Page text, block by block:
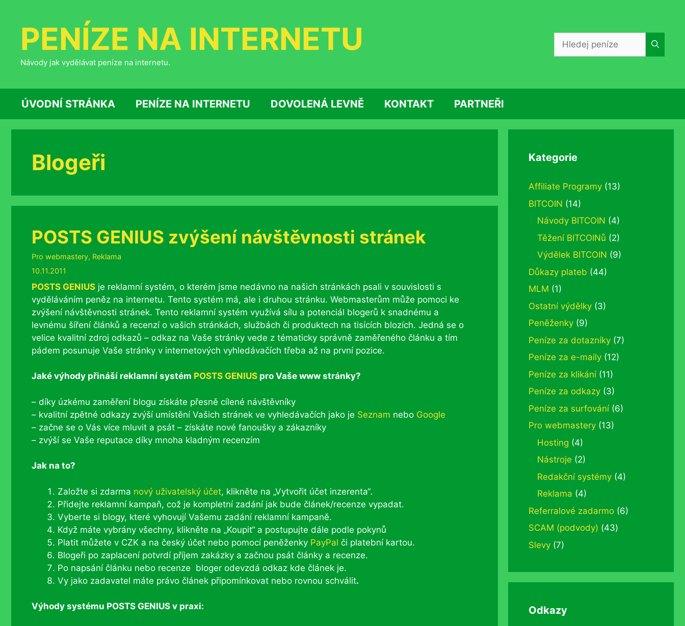
obsahPENÍZE NA INTERNETU
Návody jak vydělávat peníze na internetu.
ÚVODNÍ STRÁNKA PENÍZE NA INTERNETU DOVOLENÁ LEVNĚ KONTAKT PARTNEŘI
Blogeři
POSTS GENIUS zvýšení návštěvnosti stránek
Rubriky
Pro webmastery, Reklama
10.11.2011
POSTS GENIUS je reklamní systém, o kterém jsme nedávno na našich stránkách psali v souvislosti s
vyděláváním peněz na internetu. Tento systém má, ale i druhou stránku. Webmasterům může pomoci ke
zvýšení návštěvnosti stránek. Tento reklamní systém využívá sílu a potenciál blogerů k snadnému a
levnému šíření článků a recenzí o vašich stránkách, službách či produktech na tisících blozích. Jedná se o
velice kvalitní zdroj odkazů – odkaz na Vaše stránky vede z tématicky správně zaměřeného článku a tím
pádem posunuje Vaše stránky v internetových vyhledávačích třeba až na první pozice.
Jaké výhody přináší reklamní systém POSTS GENIUS pro Vaše www stránky?
– díky úzkému zaměření blogu získáte přesně cílené návštěvníky
– kvalitní zpětné odkazy zvýší umístění Vašich stránek ve vyhledávačích jako je Seznam nebo Google
– začne se o Vás více mluvit a psát – získáte nové fanoušky a zákazníky
– zvýší se Vaše reputace díky mnoha kladným recenzím
Jak na to?
Založte si zdarma nový uživatelský účet, klikněte na „Vytvořit účet inzerenta“.
Přidejte reklamní kampaň, což je kompletní zadání jak bude článek/recenze vypadat.
Vyberte si blogy, které vyhovují Vašemu zadání reklamní kampaně.
Když máte vybrány všechny, klikněte na „Koupit“ a postupujte dále podle pokynů
Platit můžete v CZK a na český účet nebo pomocí peněženky PayPal či platební kartou.
Blogeři po zaplacení potvrdí příjem zakázky a začnou psát články a recenze.
Po napsání článku nebo recenze bloger odevzdá odkaz kde článek je.
Vy jako zadavatel máte právo článek připomínkovat nebo rovnou schválit.
Výhody systému POSTS GENIUS v praxi:
Kategorie
Affiliate Programy (13)
BITCOIN (14)
Návody BITCOIN (4)
Těžení BITCOINů (2)
Výdělek BITCOIN (9)
Důkazy plateb (44)
MLM (1)
Ostatní výdělky (3)
Peněženky (9)
Peníze za dotazníky (7)
Peníze za e-maily (12)
Peníze za klikání(11)
Peníze za odkazy (3)
Peníze za surfování(6)
Pro webmastery (13)
Hosting (4)
Nástroje (2)
Redakční systémy (4)
Reklama (4)
Referralové zadarmo (6)
SCAM (podvody) (43)
Slevy (7)
Odkazy